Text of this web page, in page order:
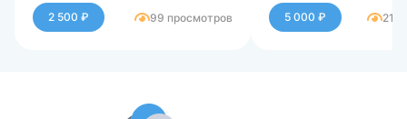
2 500 ₽ 99 просмотров
Работа защищена
отлично,
5 000 ₽ 215